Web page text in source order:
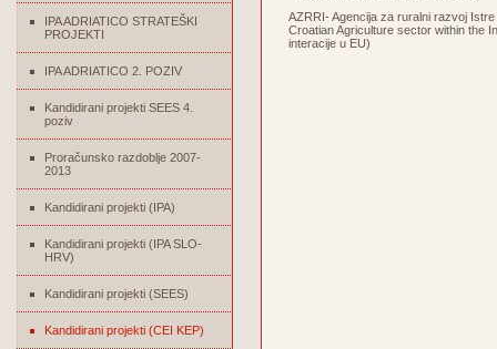
IPA ADRIATICO STRATEŠKI
PROJEKTI
IPA ADRIATICO 2. POZIV
Kandidirani projekti SEES 4.
poziv
Proračunsko razdoblje 2007-
2013
Kandidirani projekti (IPA)
Kandidirani projekti (IPA SLO-
HRV)
Kandidirani projekti (SEES)
Kandidirani projekti (CEI KEP)
AZRRI- Agencija za ruralni razvoj
Croatian Agriculture sector within the
interacije u EU)